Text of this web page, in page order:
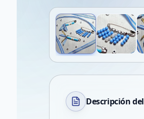
Descripción del